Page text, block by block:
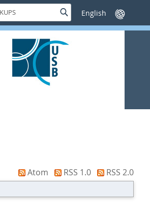
SucheSprache
wechseln
Atom RSS 1.0
RSS 2.0